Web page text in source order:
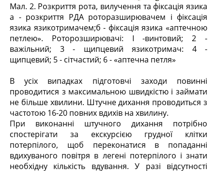
Мал. 2. Розкриття рота, вилучення та фіксація язика
а - розкриття РДА роторазширювачем і фіксація
язика язикотримачем;б - фіксація язика «аптечною
петлею». Роторозширювачі: I -винтовий; 2 -
важільний; 3 - щипцевий язикотримач: 4 -
щипцевий; 5 - сітчастий; 6 - «аптечна петля»
В усіх випадках підготовчі заходи повинні
проводитися з максимальною швидкістю і займати
не більше хвилини. Штучне дихання проводиться з
частотою 16-20 повних вдихів на хвилину.
При виконанні штучного дихання потрібно
спостерігати за екскурсією грудної клітки
потерпілого, щоб переконатися в попаданні
вдихуваного повітря в легені потерпілого і знати
необхідну кількість вдування. У разі відсутності